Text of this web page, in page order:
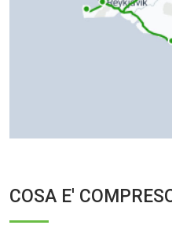
COSA E'